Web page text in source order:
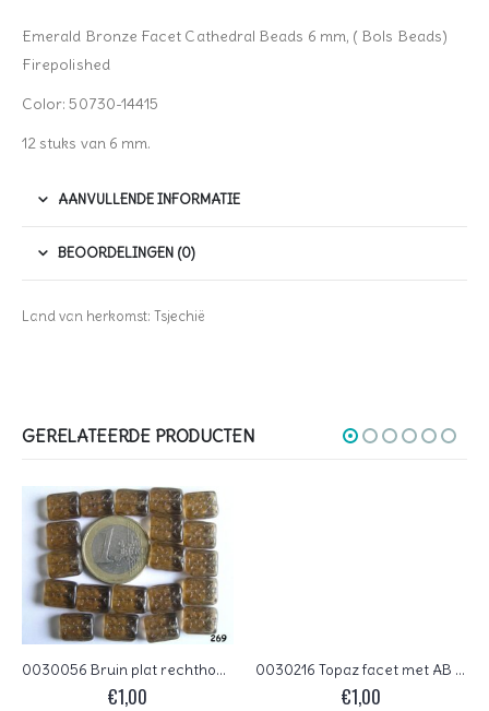
Emerald Bronze Facet Cathedral Beads 6 mm, ( Bols Beads)
Firepolished
Color: 50730-14415
12 stuks van 6 mm.
AANVULLENDE INFORMATIE
BEOORDELINGEN (0)
Land van herkomst: Tsjechië
GERELATEERDE PRODUCTEN
0030056 Bruin plat rechthoekig 20 Pc.
€1,00
0030216 Topaz facet met AB 4 mm.
€1,00